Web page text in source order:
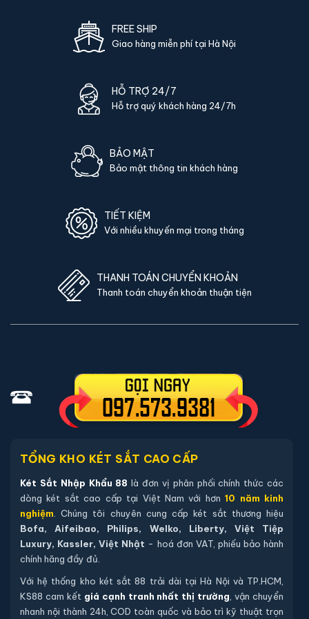
sản phẩm, hỗ trợ kỹ thuật từ xa qua hotline & Zalo, không
phải mang ra trung tâm.
Showroom thực tế: Khách hàng có thể đến tận
showroom để trải nghiệm sản phẩm, kiểm tra cơ khí khoá
Hỗ trợ trọn đời:
Bảo trì, vệ sinh, thay pin (nếu có) và tư
vấn kỹ thuật trọn đời tại hệ thống KS88.
Phụ kiện kèm theo Két sắt Liberty LB79-
Mỗi sản phẩmKét sắt Liberty LB79-S5II vân tay chính
được đóng gói đầy đủ phụ kiện cần thiết:
02 chìa khoá cơ chính hãng (chìa thép tôi cao cấp).
Sách hướng dẫn sử dụng tiếng Việt.
Phiếu bảo hành chính hãng (kích hoạt online qua mã sản
Hướng dẫn mua Két sắt Liberty LB79-S5II
vân tay chính hãng
Mua hàng tại két sắt nhập khẩu 88 bạn có thể
chon lựa những cách sau:
Cách 1: Bạn chọn sản phẩm và ấn vào mua hàng hệ
thống sẽ chuyển đến trang checkout. Ở trang check
out bạn kiểm tra lại thông tin sản phẩm 1 lần nữa. Nếu
những thông tin đã chính xác bạn tiếp tục ấn thanh
FREE SHIP
Giao hàng miễn phí tại Hà Nội
HỖ TRỢ 24/7
Hỗ trợ quý khách hàng 24/7h
BẢO MẬT
Bảo mật thông tin khách hàng
TIẾT KIỆM
Với nhiều khuyến mại trong tháng
THANH TOÁN CHUYỂN KHOẢN
Thanh toán chuyển khoản thuận tiện
TỔNG KHO KÉT SẮT CAO CẤP
Két Sắt Nhập Khẩu 88 là đơn vị phân phối chính thức các
dòng két sắt cao cấp tại Việt Nam với hơn10 năm kinh
nghiệm . Chúng tôi chuyên cung cấp két sắt thương hiệu
Bofa, Aifeibao, Philips, Welko, Liberty, Việt Tiệp
Luxury, Kassler, Việt Nhật - hoá đơn VAT, phiếu bảo hành
chính hãng đầy đủ.
Với hệ thống kho két sắt 88 trải dài tại Hà Nội và TP.HCM,
KS88 cam kết giá cạnh tranh nhất thị trường , vận chuyển
nhanh nội thành 24h, COD toàn quốc và bảo trì kỹ thuật trọn